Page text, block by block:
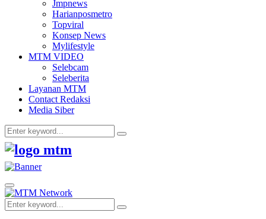
Jmpnews
Harianposmetro
Topviral
Konsep News
Mylifestyle
MTM VIDEO
Selebcam
Seleberita
Layanan MTM
Contact Redaksi
Media Siber
Search
for:
Search
Facebook
Twitter
Youtube
Primary
Menu
Search
for:
Search